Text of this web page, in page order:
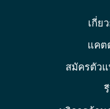
เกี่ย
แคต
สมัครตัว